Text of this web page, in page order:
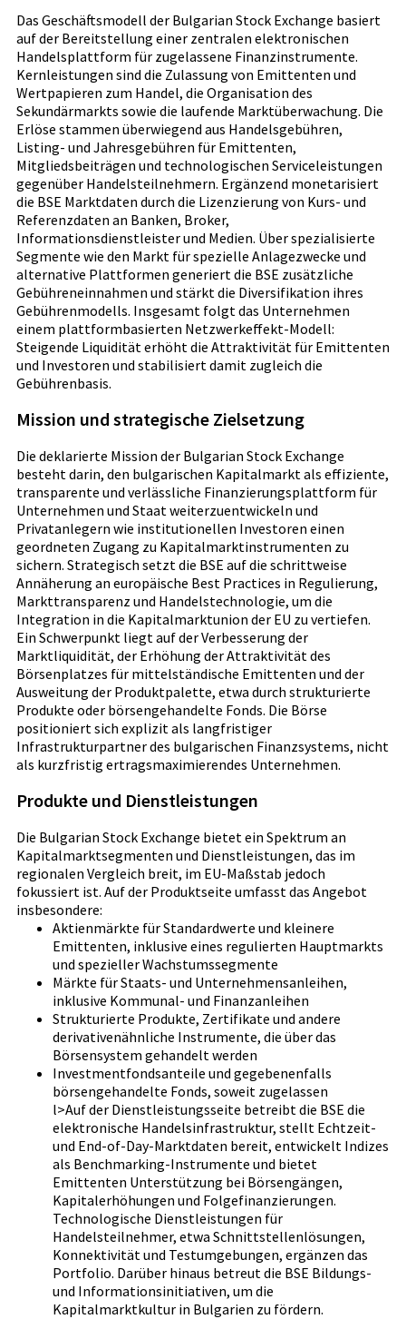
Das Geschäftsmodell der Bulgarian Stock Exchange basiert
auf der Bereitstellung einer zentralen elektronischen
Handelsplattform für zugelassene Finanzinstrumente.
Kernleistungen sind die Zulassung von Emittenten und
Wertpapieren zum Handel, die Organisation des
Sekundärmarkts sowie die laufende Marktüberwachung. Die
Erlöse stammen überwiegend aus Handelsgebühren,
Listing- und Jahresgebühren für Emittenten,
Mitgliedsbeiträgen und technologischen Serviceleistungen
gegenüber Handelsteilnehmern. Ergänzend monetarisiert
die BSE Marktdaten durch die Lizenzierung von Kurs- und
Referenzdaten an Banken, Broker,
Informationsdienstleister und Medien. Über spezialisierte
Segmente wie den Markt für spezielle Anlagezwecke und
alternative Plattformen generiert die BSE zusätzliche
Gebühreneinnahmen und stärkt die Diversifikation ihres
Gebührenmodells. Insgesamt folgt das Unternehmen
einem plattformbasierten Netzwerkeffekt-Modell:
Steigende Liquidität erhöht die Attraktivität für Emittenten
und Investoren und stabilisiert damit zugleich die
Gebührenbasis.
Mission und strategische Zielsetzung
Die deklarierte Mission der Bulgarian Stock Exchange
besteht darin, den bulgarischen Kapitalmarkt als effiziente,
transparente und verlässliche Finanzierungsplattform für
Unternehmen und Staat weiterzuentwickeln und
Privatanlegern wie institutionellen Investoren einen
geordneten Zugang zu Kapitalmarktinstrumenten zu
sichern. Strategisch setzt die BSE auf die schrittweise
Annäherung an europäische Best Practices in Regulierung,
Markttransparenz und Handelstechnologie, um die
Integration in die Kapitalmarktunion der EU zu vertiefen.
Ein Schwerpunkt liegt auf der Verbesserung der
Marktliquidität, der Erhöhung der Attraktivität des
Börsenplatzes für mittelständische Emittenten und der
Ausweitung der Produktpalette, etwa durch strukturierte
Produkte oder börsengehandelte Fonds. Die Börse
positioniert sich explizit als langfristiger
Infrastrukturpartner des bulgarischen Finanzsystems, nicht
als kurzfristig ertragsmaximierendes Unternehmen.
Produkte und Dienstleistungen
Die Bulgarian Stock Exchange bietet ein Spektrum an
Kapitalmarktsegmenten und Dienstleistungen, das im
regionalen Vergleich breit, im EU-Maßstab jedoch
fokussiert ist. Auf der Produktseite umfasst das Angebot
insbesondere:
Aktienmärkte für Standardwerte und kleinere
Emittenten, inklusive eines regulierten Hauptmarkts
und spezieller Wachstumssegmente
Märkte für Staats- und Unternehmensanleihen,
inklusive Kommunal- und Finanzanleihen
Strukturierte Produkte, Zertifikate und andere
derivativenähnliche Instrumente, die über das
Börsensystem gehandelt werden
Investmentfondsanteile und gegebenenfalls
börsengehandelte Fonds, soweit zugelassen
l>Auf der Dienstleistungsseite betreibt die BSE die
elektronische Handelsinfrastruktur, stellt Echtzeit-
und End-of-Day-Marktdaten bereit, entwickelt Indizes
als Benchmarking-Instrumente und bietet
Emittenten Unterstützung bei Börsengängen,
Kapitalerhöhungen und Folgefinanzierungen.
Technologische Dienstleistungen für
Handelsteilnehmer, etwa Schnittstellenlösungen,
Konnektivität und Testumgebungen, ergänzen das
Portfolio. Darüber hinaus betreut die BSE Bildungs-
und Informationsinitiativen, um die
Kapitalmarktkultur in Bulgarien zu fördern.